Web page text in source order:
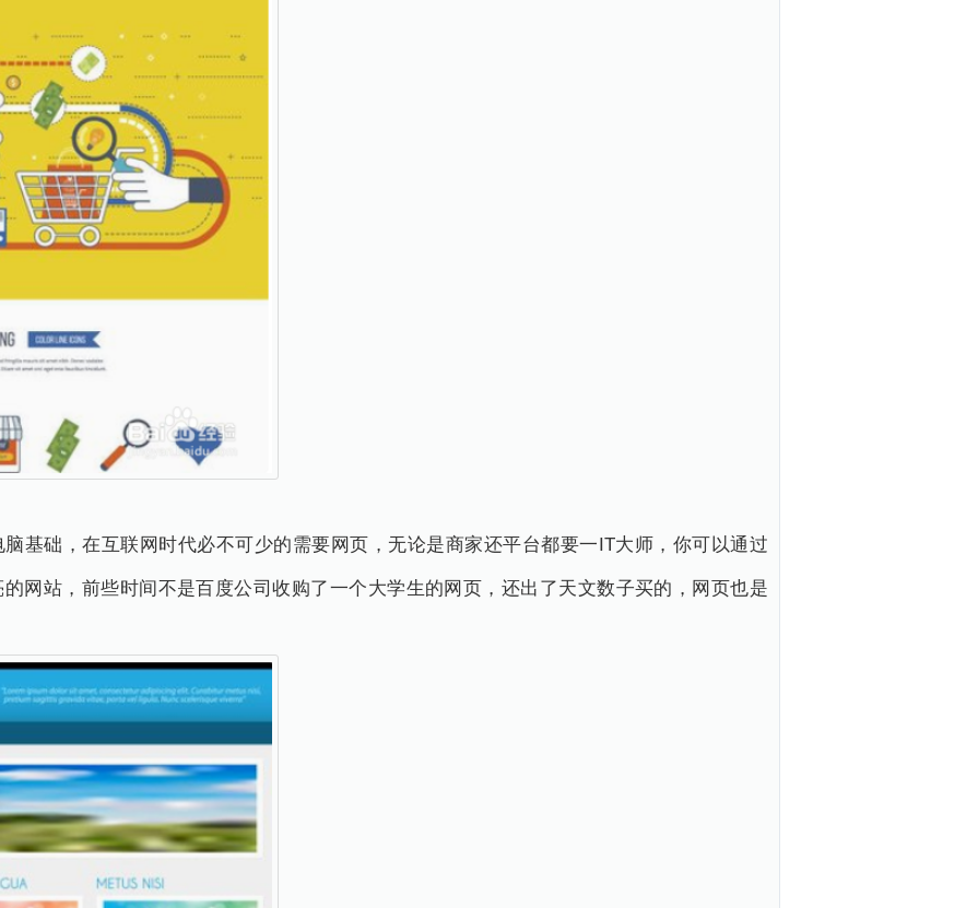
基础，在互联网时代必不可少的需要网页，无论是商家还平台都要一IT大师，你可以通过
网站，前些时间不是百度公司收购了一个大学生的网页，还出了天文数子买的，网页也是